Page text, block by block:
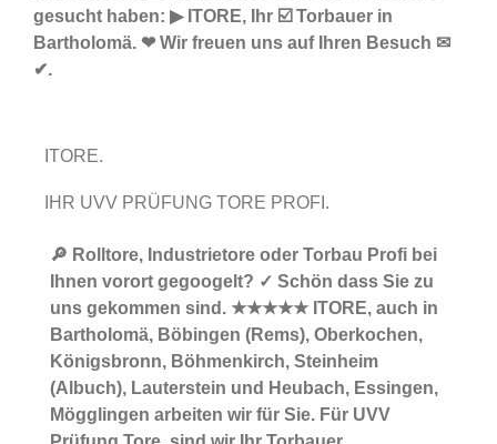
gesucht haben: ▶︎ ITORE, Ihr ☑️ Torbauer in
Bartholomä. ❤ Wir freuen uns auf Ihren Besuch ✉
✔.
ITORE.
IHR UVV PRÜFUNG TORE PROFI.
🔎 Rolltore, Industrietore oder Torbau Profi bei
Ihnen vorort gegoogelt? ✓ Schön dass Sie zu
uns gekommen sind. ★★★★★ ITORE, auch in
Bartholomä, Böbingen (Rems), Oberkochen,
Königsbronn, Böhmenkirch, Steinheim
(Albuch), Lauterstein und Heubach, Essingen,
Mögglingen arbeiten wir für Sie. Für UVV